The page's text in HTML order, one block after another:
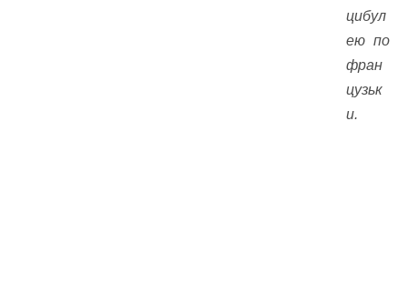
цибул
ею по
фран
цузьк
и.